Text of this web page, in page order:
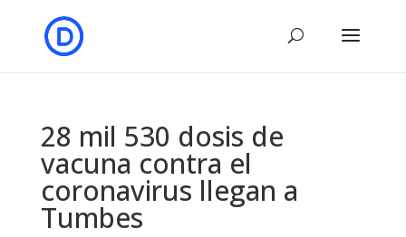
28 mil 530 dosis de
vacuna contra el
coronavirus llegan a
Tumbes